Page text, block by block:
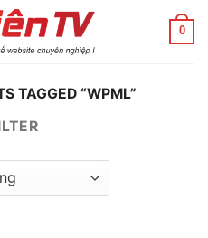
0
TAGGED “WPML”